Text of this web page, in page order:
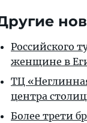
Российского
женщине в
ТЦ
центра
Более трети